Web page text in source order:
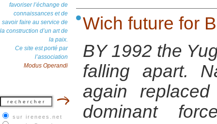
favoriser l’échange de
connaissances et de
savoir faire au service de
la construction d’un art de
la paix.
Ce site est porté par
l’association
Modus Operandi
sur irenees.net
Wich future for
BY 1992 the
falling apart.
again
dominant